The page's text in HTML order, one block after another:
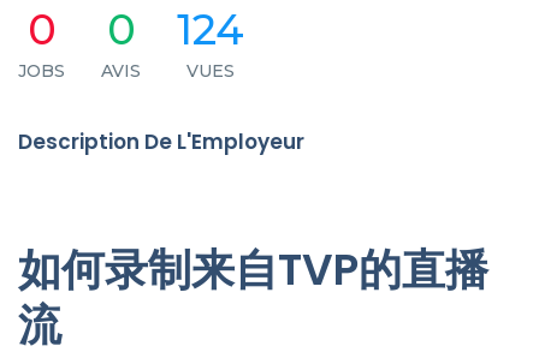
0
JOBS
0
AVIS
124
VUES
Description De L'Employeur
如何录制来自TVP的直播
流